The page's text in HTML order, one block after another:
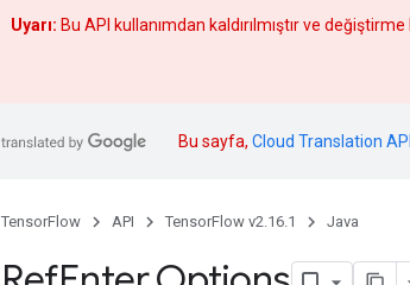
Uyarı: Bu API kullanımdan kaldırılmıştır ve değiştirme
Bu sayfa, Cloud Translation API
TensorFlow API TensorFlow v2.16.1 Java